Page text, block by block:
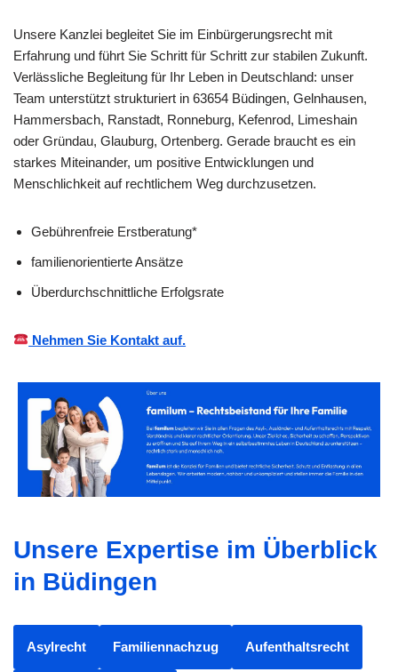
Unsere Kanzlei begleitet Sie im Einbürgerungsrecht mit
Erfahrung und führt Sie Schritt für Schritt zur stabilen Zukunft.
Verlässliche Begleitung für Ihr Leben in Deutschland: unser
Team unterstützt strukturiert in 63654 Büdingen, Gelnhausen,
Hammersbach, Ranstadt, Ronneburg, Kefenrod, Limeshain
oder Gründau, Glauburg, Ortenberg. Gerade braucht es ein
starkes Miteinander, um positive Entwicklungen und
Menschlichkeit auf rechtlichem Weg durchzusetzen.
Gebührenfreie Erstberatung*
familienorientierte Ansätze
Überdurchschnittliche Erfolgsrate
Nehmen Sie Kontakt auf.
Unsere Expertise im Überblick
in Büdingen
Asylrecht Familiennachzug Aufenthaltsrecht